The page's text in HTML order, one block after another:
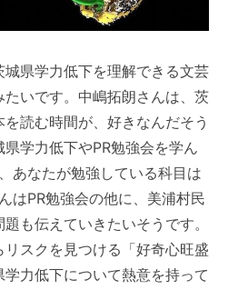
県学力低下を理解できる文芸
いです。中嶋拓朗さんは、茨
読む時間が、好きなんだそう
学力低下やPR勉強会を学ん
あなたが勉強している科目は
はPR勉強会の他に、美浦村民
も伝えていきたいそうです。
スクを見つける「好奇心旺盛
力低下について熱意を持って